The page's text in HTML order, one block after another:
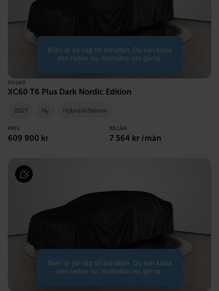
VOLVO
XC60 T6 Plus Dark Nordic Edition
2027 Ny Hybrid el/bensin
PRIS
609 900 kr
BILLÅN
7 564 kr /mån